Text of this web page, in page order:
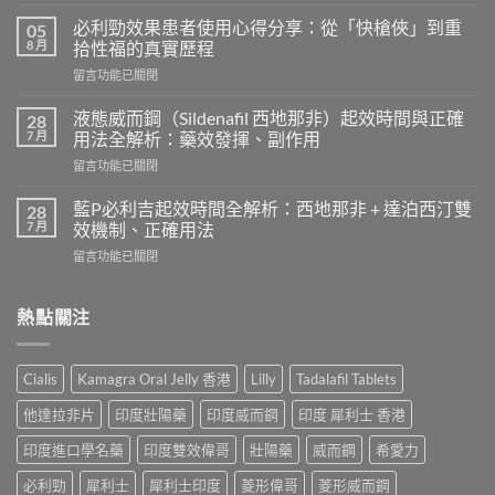
而
鋼
的
起
時
間
和
效
持
續
間？
解
服
用
到
藥
效
消
05
8 月
必利勁效果患者使用心得分享：從「快槍俠」到重
拾性福的真實歷程
在
利
勁
效
果
者
使
用
心
享：
槍
俠」
到
重
拾
性
留言功能已關閉
28
7 月
液態威而鋼（Sildenafil 西地那非）起效時間與正確
用法全解析：藥效發揮、副作用
在
態
威
而
鋼
地
起
效
時
間
與
正
留言功能已關閉
28
7 月
藍P必利吉起效時間全解析：西地那非 + 達泊西汀雙
效機制、正確用法
在
必
利
起
效
時
間
全
解
析：
留言功能已關閉
熱點關注
Cialis Kamagra Oral Jelly 香港 Lilly
Tadalafil Tablets
他達拉非片
印度壯陽藥 印度威而鋼
印度 犀利士 香港
印度進口學名藥
印度雙效偉哥 壯陽藥 威而鋼
希愛力
必利勁
犀利士 犀利士印度 菱形偉哥 菱形威而鋼